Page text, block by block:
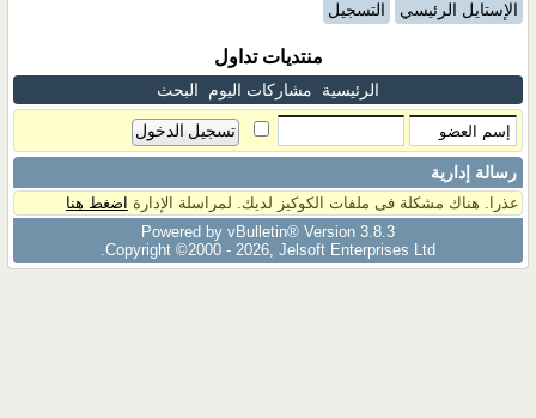
الإستايل الرئيسي التسجيل
منتديات تداول
الرئيسية مشاركات اليوم البحث
رسالة إدارية
عذرا. هناك مشكلة فى ملفات الكوكيز لديك. لمراسلة الإدارة اضغط هنا
Powered by vBulletin® Version 3.8.3
Copyright ©2000 - 2026, Jelsoft Enterprises Ltd.